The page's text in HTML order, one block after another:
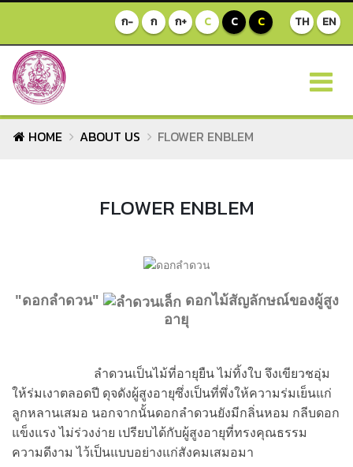
TH EN
ก- ก ก+ C C C
HOME ABOUT US FLOWER ENBLEM
FLOWER ENBLEM
"ดอกลำดวน"
ดอกไม้สัญลักษณ์ของผู้สูง
อายุ
ลำดวนเป็นไม้ที่อายุยืน ไม่ทิ้งใบ จึงเขียวชอุ่ม
ให้ร่มเงาตลอดปี ดุจดังผู้สูงอายุซึ่งเป็นที่พึ่งให้ความร่มเย็นแก่
ลูกหลานเสมอ นอกจากนั้นดอกลำดวนยังมีกลิ่นหอม กลีบดอก
แข็งแรง ไม่ร่วงง่าย เปรียบได้กับผู้สูงอายุที่ทรงคุณธรรม
ความดีงาม ไว้เป็นแบบอย่างแก่สังคมเสมอมา